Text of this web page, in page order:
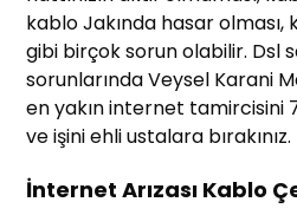
kablo Jakında hasar olması,
gibi birçok sorun olabilir. Dsl
sorunlarında Veysel Karani
en yakın internet tamircisini
ve işini ehli ustalara bırakınız.
İnternet Arızası Kablo